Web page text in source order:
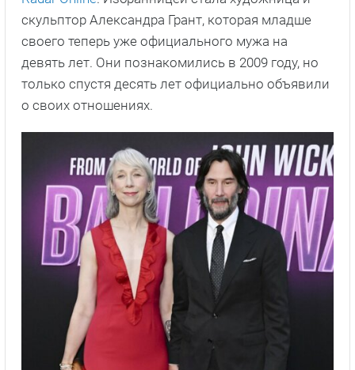
скульптор Александра Грант, которая младше
своего теперь уже официального мужа на
девять лет. Они познакомились в 2009 году, но
только спустя десять лет официально объявили
о своих отношениях.